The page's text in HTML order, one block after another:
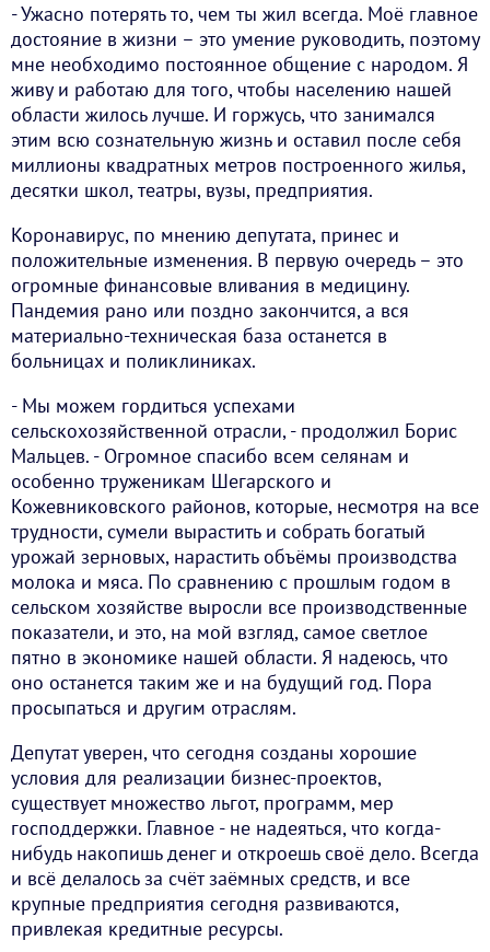
- Ужасно потерять то, чем ты жил всегда. Моё главное
достояние в жизни – это умение руководить, поэтому
мне необходимо постоянное общение с народом. Я
живу и работаю для того, чтобы населению нашей
области жилось лучше. И горжусь, что занимался
этим всю сознательную жизнь и оставил после себя
миллионы квадратных метров построенного жилья,
десятки школ, театры, вузы, предприятия.
Коронавирус, по мнению депутата, принес и
положительные изменения. В первую очередь – это
огромные финансовые вливания в медицину.
Пандемия рано или поздно закончится, а вся
материально-техническая база останется в
больницах и поликлиниках.
- Мы можем гордиться успехами
сельскохозяйственной отрасли, - продолжил Борис
Мальцев. - Огромное спасибо всем селянам и
особенно труженикам Шегарского и
Кожевниковского районов, которые, несмотря на все
трудности, сумели вырастить и собрать богатый
урожай зерновых, нарастить объёмы производства
молока и мяса. По сравнению с прошлым годом в
сельском хозяйстве выросли все производственные
показатели, и это, на мой взгляд, самое светлое
пятно в экономике нашей области. Я надеюсь, что
оно останется таким же и на будущий год. Пора
просыпаться и другим отраслям.
Депутат уверен, что сегодня созданы хорошие
условия для реализации бизнес-проектов,
существует множество льгот, программ, мер
господдержки. Главное - не надеяться, что когда-
нибудь накопишь денег и откроешь своё дело. Всегда
и всё делалось за счёт заёмных средств, и все
крупные предприятия сегодня развиваются,
привлекая кредитные ресурсы.